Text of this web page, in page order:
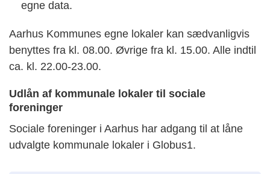
egne data.
Aarhus Kommunes egne lokaler kan sædvanligvis
benyttes fra kl. 08.00. Øvrige fra kl. 15.00. Alle indtil
ca. kl. 22.00-23.00.
Udlån af kommunale lokaler til sociale
foreninger
Sociale foreninger i Aarhus har adgang til at låne
udvalgte kommunale lokaler i Globus1.